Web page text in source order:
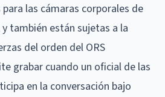
las cámaras corporales de
también están sujetas a la
del orden del ORS
grabar cuando un oficial de las
en la conversación bajo